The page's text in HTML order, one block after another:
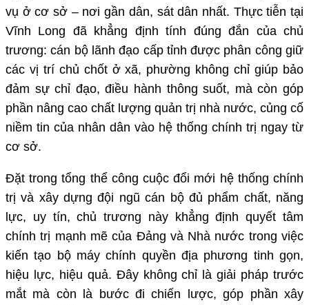
vụ ở cơ sở – nơi gần dân, sát dân nhất. Thực tiễn tại
Vĩnh Long đã khẳng định tính đúng đắn của chủ
trương: cán bộ lãnh đạo cấp tỉnh được phân công giữ
các vị trí chủ chốt ở xã, phường không chỉ giúp bảo
đảm sự chỉ đạo, điều hành thông suốt, mà còn góp
phần nâng cao chất lượng quản trị nhà nước, củng cố
niềm tin của nhân dân vào hệ thống chính trị ngay từ
cơ sở.
Đặt trong tổng thể công cuộc đổi mới hệ thống chính
trị và xây dựng đội ngũ cán bộ đủ phẩm chất, năng
lực, uy tín, chủ trương này khẳng định quyết tâm
chính trị mạnh mẽ của Đảng và Nhà nước trong việc
kiến tạo bộ máy chính quyền địa phương tinh gọn,
hiệu lực, hiệu quả. Đây không chỉ là giải pháp trước
mắt mà còn là bước đi chiến lược, góp phần xây